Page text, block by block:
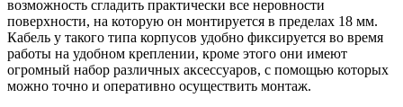
возможность сгладить практически все неровности
поверхности, на которую он монтируется в пределах 18 мм.
Кабель у такого типа корпусов удобно фиксируется во время
работы на удобном креплении, кроме этого они имеют
огромный набор различных аксессуаров, с помощью которых
можно точно и оперативно осуществить монтаж.